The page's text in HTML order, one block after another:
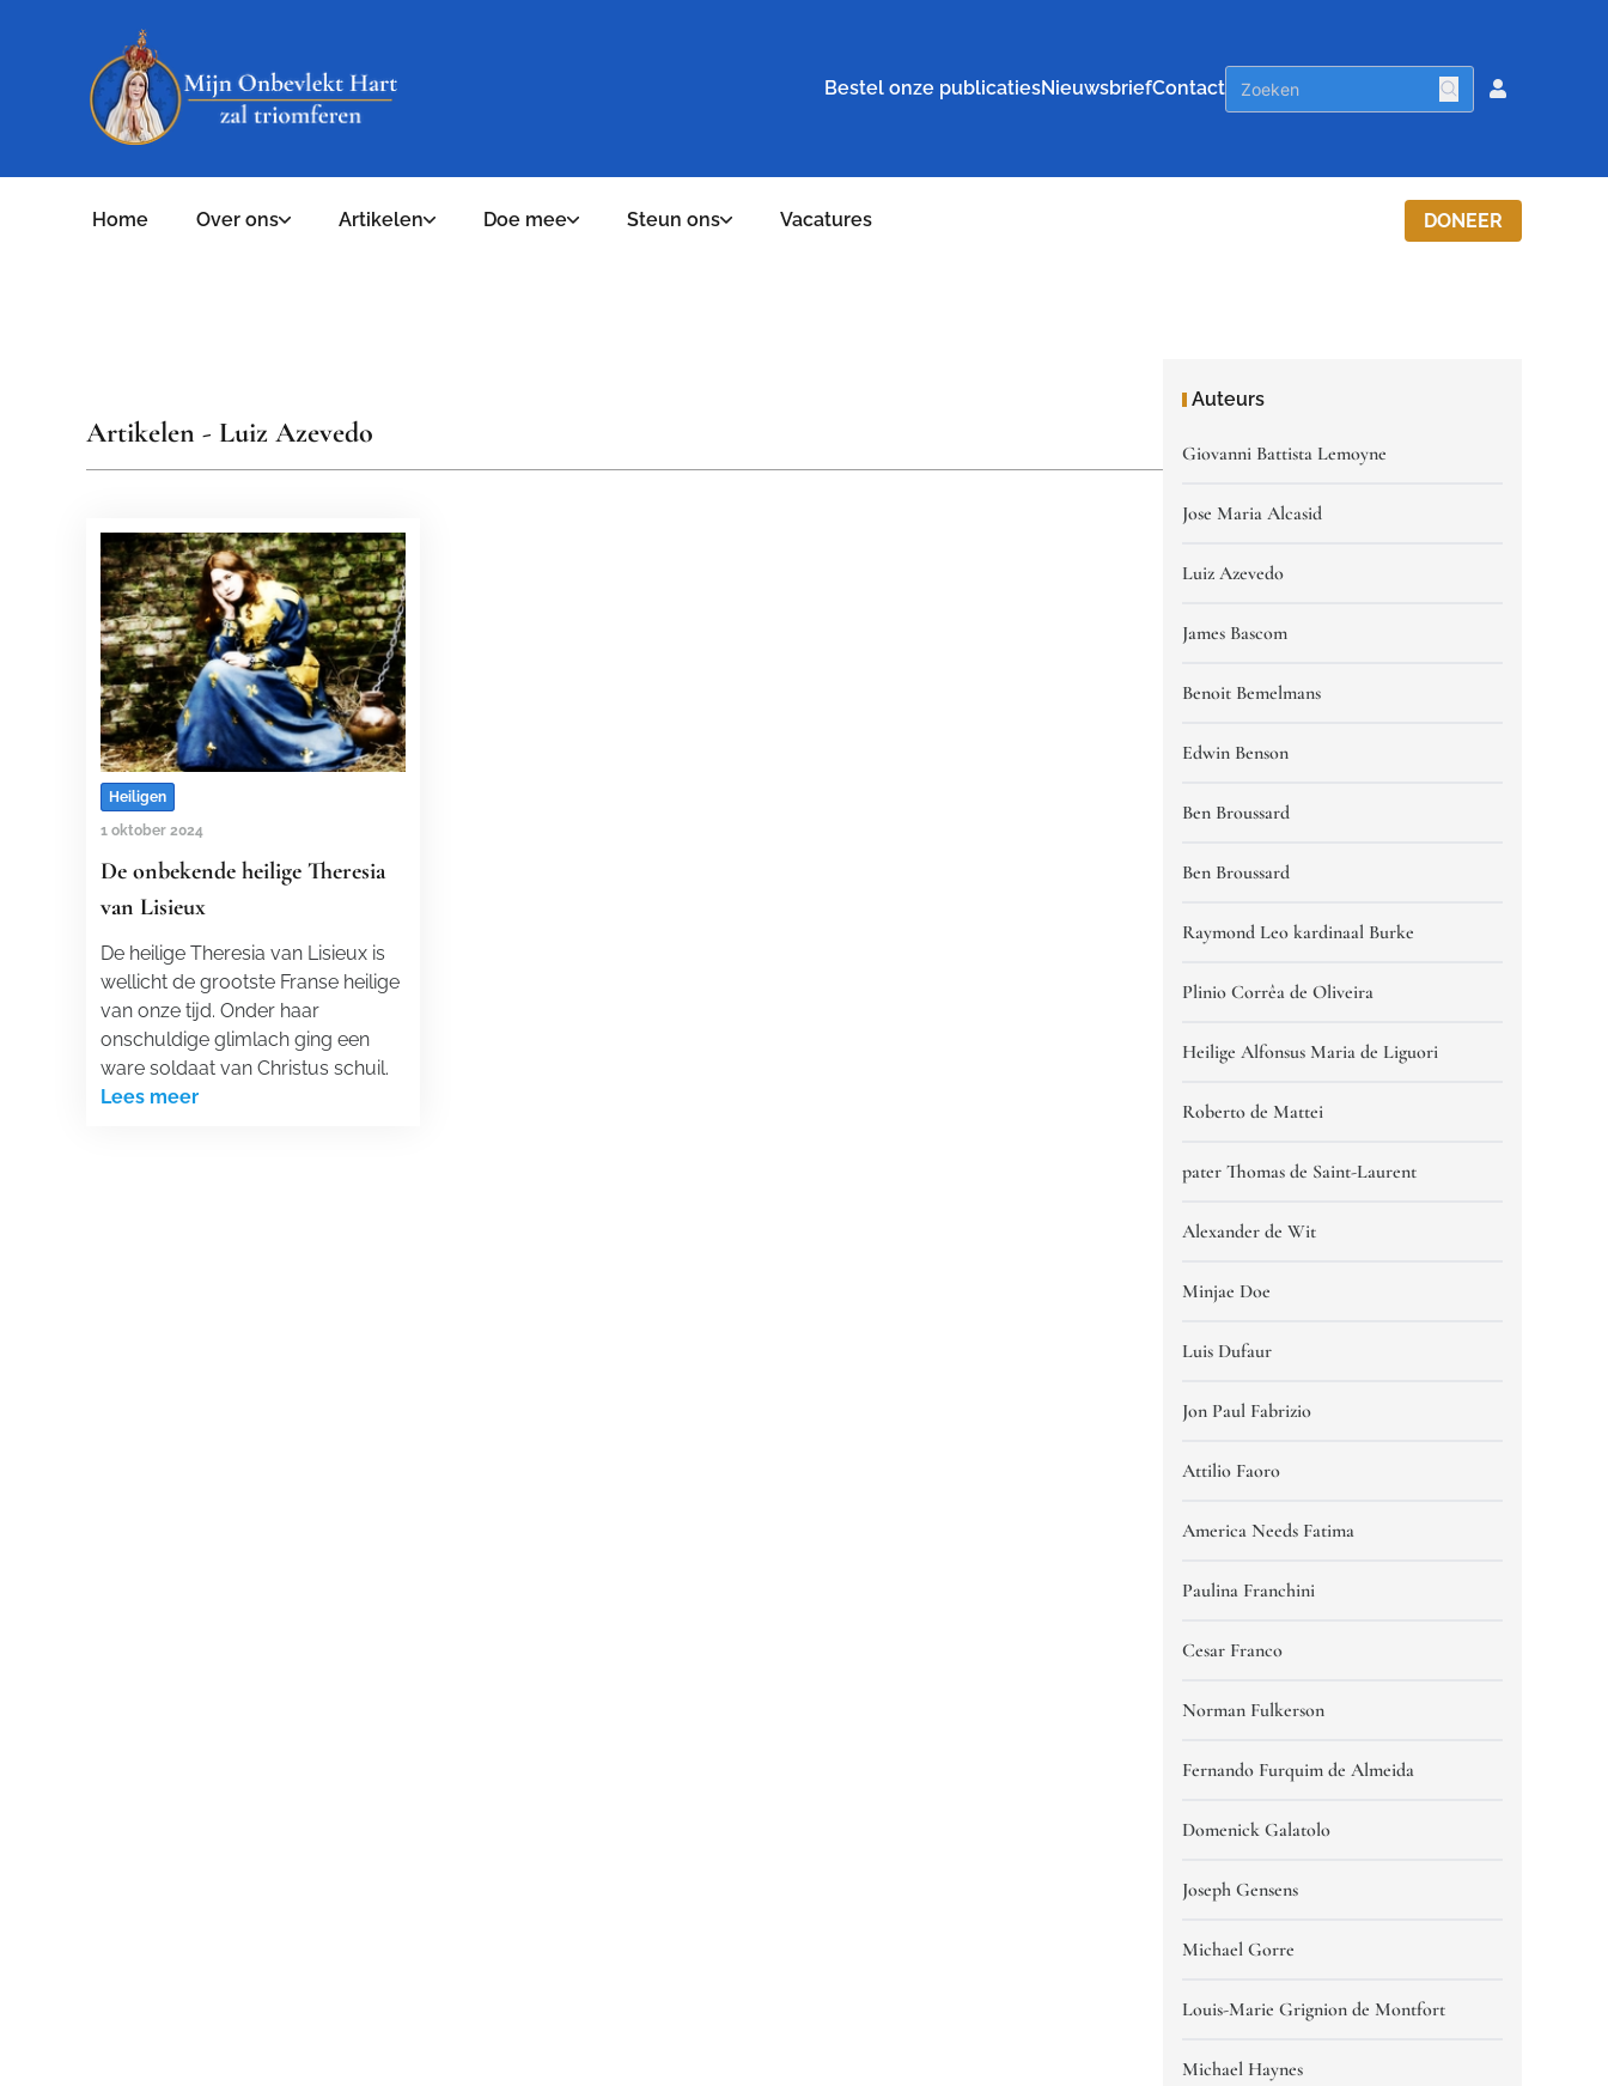
Bestel onze publicatiesNieuwsbriefContact
Home Over ons Artikelen Doe mee Steun ons Vacatures DONEER
Artikelen - Luiz Azevedo
Heiligen
1 oktober 2024
De onbekende heilige Theresia
van Lisieux
De heilige Theresia van Lisieux is
wellicht de grootste Franse heilige
van onze tijd. Onder haar
onschuldige glimlach ging een
ware soldaat van Christus schuil.
Lees meer
Auteurs
Giovanni Battista Lemoyne
Jose Maria Alcasid
Luiz Azevedo
James Bascom
Benoit Bemelmans
Edwin Benson
Ben Broussard
Ben Broussard
Raymond Leo kardinaal Burke
Plinio Corrêa de Oliveira
Heilige Alfonsus Maria de Liguori
Roberto de Mattei
pater Thomas de Saint-Laurent
Alexander de Wit
Minjae Doe
Luis Dufaur
Jon Paul Fabrizio
Attilio Faoro
America Needs Fatima
Paulina Franchini
Cesar Franco
Norman Fulkerson
Fernando Furquim de Almeida
Domenick Galatolo
Joseph Gensens
Michael Gorre
Louis-Marie Grignion de Montfort
Michael Haynes